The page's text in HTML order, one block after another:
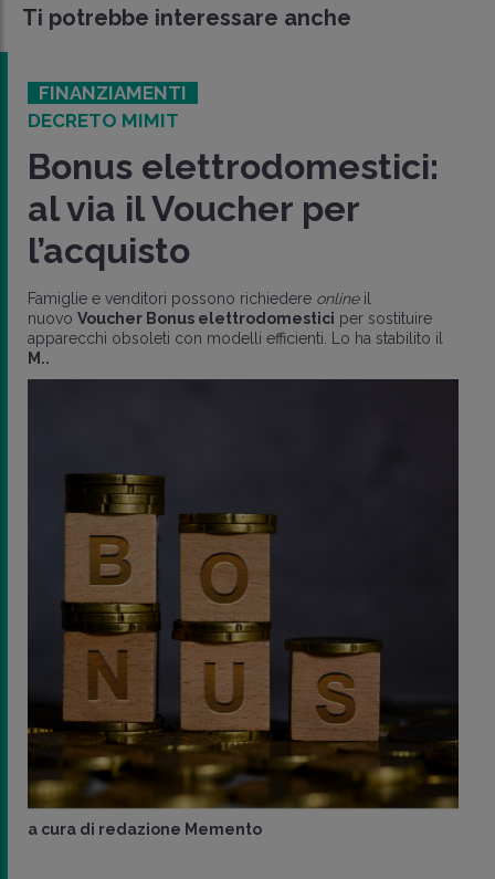
Ti potrebbe interessare anche
FINANZIAMENTI
DECRETO MIMIT
Bonus elettrodomestici:
al via il Voucher per
l’acquisto
Famiglie e venditori possono richiedere online il
nuovo Voucher Bonus elettrodomestici per sostituire
apparecchi obsoleti con modelli efficienti. Lo ha stabilito il
M..
a cura di redazione Memento